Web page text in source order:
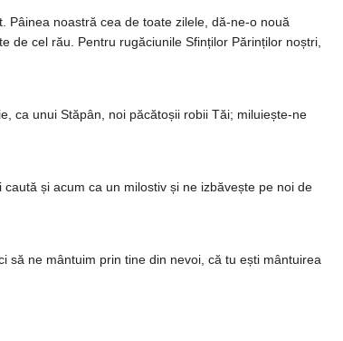
Pâinea noastră cea de toate zilele, dă-ne-o nouă
de cel rău. Pentru rugăciunile Sfinților Părinților noștri,
ca unui Stăpân, noi păcă­toșii robii Tăi; miluiește-ne
și acum ca un milos­tiv și ne izbăvește pe noi de
să ne mântuim prin tine din nevoi, că tu ești mân­tuirea